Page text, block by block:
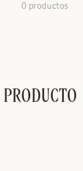
0 productos